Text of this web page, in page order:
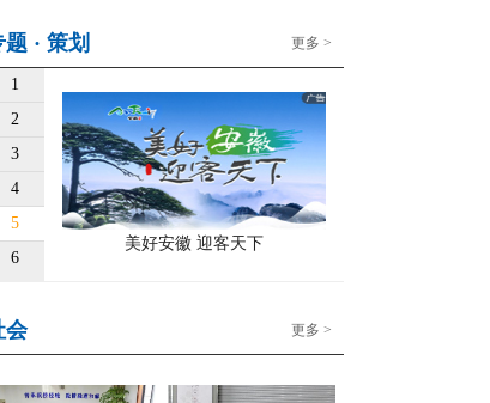
题 · 策划 更多 >
1
2
3
4
5
6
美好安徽 迎客天下
会 更多 >